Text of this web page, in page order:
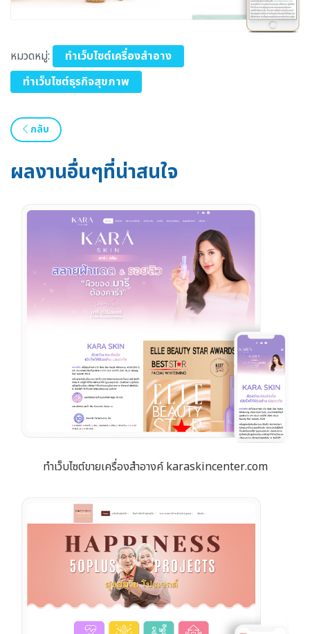
หมวดหมู่:
ทำเว็บไซต์เครื่องสำอาง
ทำเว็บไซต์ธุรกิจสุขภาพ
กลับ
ผลงานอื่นๆที่น่าสนใจ
ทำเว็บไซต์ขายเครื่องสำอางค์ karaskincenter.com